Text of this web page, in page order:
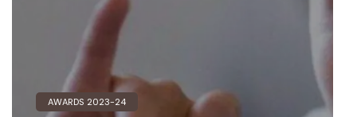
AWARDS 2023-24